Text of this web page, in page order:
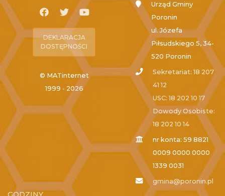
DEKLARACJA
DOSTĘPNOŚCI
© MATinternet
1999 - 2026
Urząd Gminy
Poronin
ul. Józefa
Piłsudskiego 5, 34-
520 Poronin
Sekretariat: 18 207
41 12
USC: 18 202 10 17
Dowody Osobiste:
18 202 10 14
nr konta: 59 8821
0009 0000 0000
1339 0031
gmina@poronin.pl